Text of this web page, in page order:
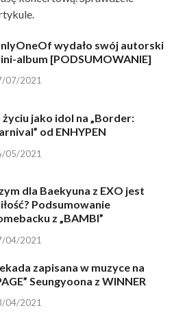
wydało swój autorski
album [PODSUMOWANIE]
07/2021
życiu jako idol na „Border:
od ENHYPEN
05/2021
dla Baekyuna z EXO jest
Podsumowanie
z „BAMBI”
04/2021
zapisana w muzyce na
Seungyoona z WINNER
04/2021